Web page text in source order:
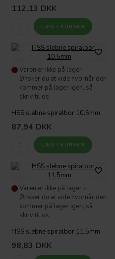
112,13 DKK
Varen er ikke på lager -
Ønsker du at vide hvornår den
kommer på lager igen, så
skriv til os
HSS slebne spiralbor 10.5mm
87,94 DKK
Varen er ikke på lager -
Ønsker du at vide hvornår den
kommer på lager igen, så
skriv til os
HSS slebne spiralbor 11.5mm
98,83 DKK